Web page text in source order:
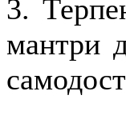
3.
мантри